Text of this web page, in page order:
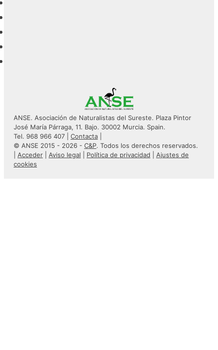
ANSE. Asociación de Naturalistas del Sureste. Plaza Pintor
José María Párraga, 11. Bajo. 30002 Murcia. Spain.
Tel. 968 966 407 | Contacta
© ANSE 2015 - 2026 - C&P. Todos los derechos reservados.
Acceder Aviso legal Política de privacidad
Ajustes de
cookies